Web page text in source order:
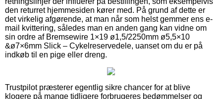
den returret hjemmesiden kører med. På grund af dette er
det virkelig afgørende, at man når som helst gemmer ens e-
mail kvittering, således man en anden gang kan vidne om
sin ordre af Bremsewire 1×19 ø1,5/2250mm ø5,5×10
&ø7×6mm Slick – Cykelreservedele, uanset om du er på
indkøb til en pige eller dreng.
Trustpilot præsterer egentlig sikre chancer for at blive
klogere på mange tidligere forbrugeres bedømmelser og